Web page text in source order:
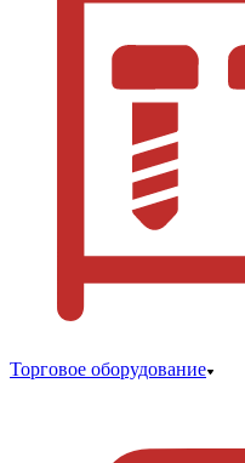
Торговое оборудование